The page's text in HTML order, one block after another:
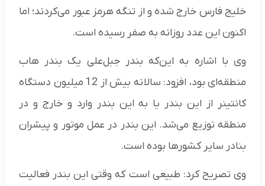
خلیج فارس خارج شده و از تنگه هرمز عبور می‌کردند؛ اما
اکنون این عدد روزانه به صفر رسیده است.
وی با اشاره به این‌که بندر جبل‌علی یک بندر هاب
منطقه‌ای بود، افزود:‌ سالانه بیش از 12 میلیون دستگاه
کانتینر از این بندر یا به این بندر وارد و خارج و در
منطقه توزیع می‌شد. این بندر در عمل موتور و پیشران
بنادر سایر کشورها بوده است.
وی تصریح کرد: طبیعی است که وقتی این بندر فعالیت